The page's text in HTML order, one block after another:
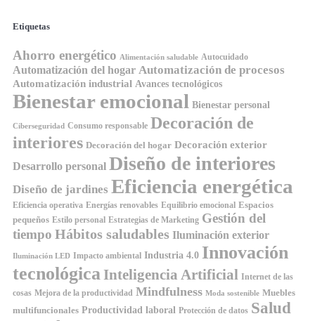
Etiquetas
Ahorro energético Alimentación saludable Autocuidado
Automatización del hogar Automatización de procesos
Automatización industrial Avances tecnológicos
Bienestar emocional Bienestar personal
Ciberseguridad Consumo responsable Decoración de
interiores Decoración del hogar Decoración exterior
Desarrollo personal Diseño de interiores
Diseño de jardines Eficiencia energética
Eficiencia operativa Energías renovables Equilibrio emocional Espacios
pequeños Estilo personal Estrategias de Marketing Gestión del
tiempo Hábitos saludables Iluminación exterior
Iluminación LED Impacto ambiental Industria 4.0 Innovación
tecnológica Inteligencia Artificial Internet de las
cosas Mejora de la productividad Mindfulness Moda sostenible Muebles
multifuncionales Productividad laboral Protección de datos Salud